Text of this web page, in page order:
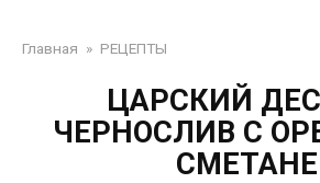
Главная » РЕЦЕПТЫ
ЦАРСКИЙ
ЧЕРНОСЛИВ С
СМЕТАНЕ